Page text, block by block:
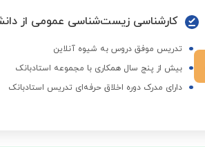
کارشناسی زیست‌شناسی عمومی از
تدریس موفق دروس به شیوه آنلاین
بیش از پنج سال همکاری با مجموعه استادبانک
دارای مدرک دوره اخلاق حرفه‌ای تدریس استادبانک